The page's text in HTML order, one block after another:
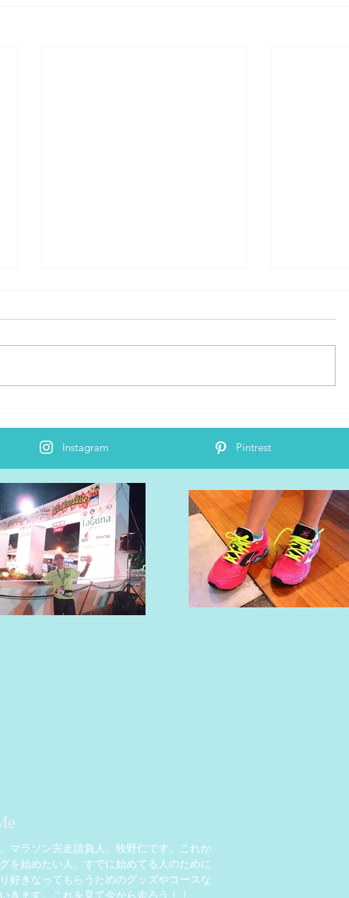
ライマラソン」公開
発表！！
Instagram Pintrest
マラソン完走請負人。牧野仁です。これか
を始めたい人、すでに始めてる人のために
好きなってもらうためのグッズやコースな
きます。これを見て今から走ろう！！